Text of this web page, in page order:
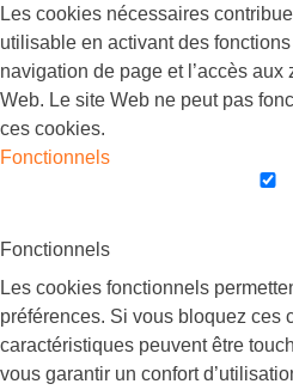
Les cookies nécessaires
utilisable en activant des
navigation de page et l’accès
Web. Le site Web ne peut pas
ces cookies.
Fonctionnels
Fonctionnels
Les cookies fonctionnels
préférences. Si vous bloquez ces
caractéristiques peuvent être
vous garantir un confort